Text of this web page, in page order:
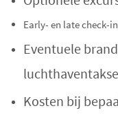
Early- en late check-
Eventuele
Kosten bij